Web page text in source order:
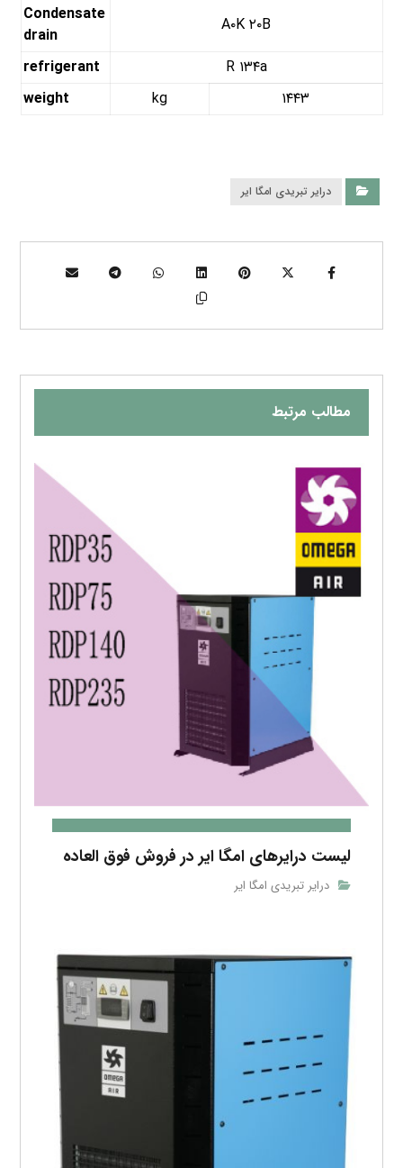
Condensate
drain
A۰K ۲۰B
refrigerant
R ۱۳۴a
weight
kg ۱۴۴۳
درایر تبریدی امگا ایر
مطالب مرتبط
لیست درایرهای امگا ایر در فروش فوق العاده
درایر تبریدی امگا ایر